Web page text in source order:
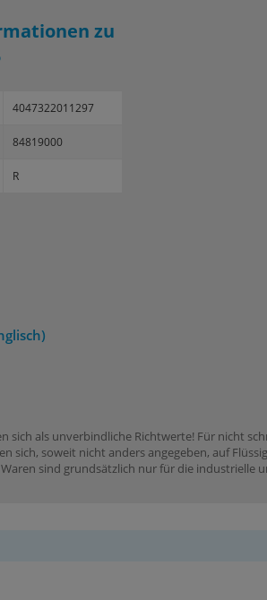
zu
4047322011297
84819000
R
sich als unverbindliche Richtwerte! Für nicht
sich, soweit nicht anders angegeben, auf
sind grundsätzlich nur für die industrielle